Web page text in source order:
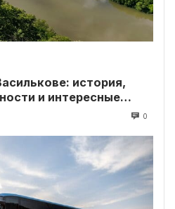
история,
и интересные
0